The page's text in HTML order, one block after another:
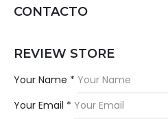
CONTACTO
REVIEW STORE
Your Name *
Your Email *